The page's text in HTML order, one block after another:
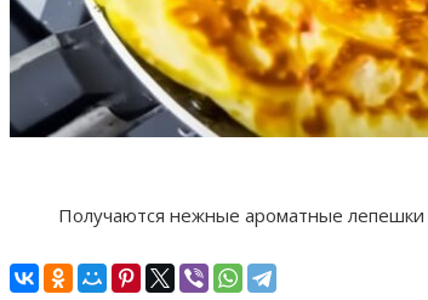
Получаются нежные ароматные